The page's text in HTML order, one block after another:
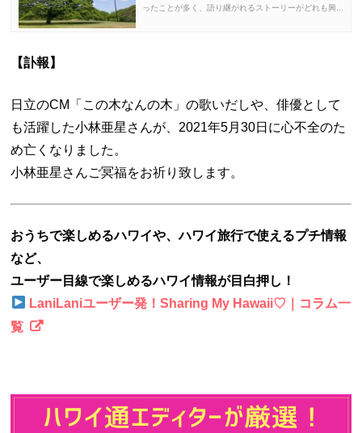
ったことが多く、語り継がれるストーリーがどれも興...
【訃報】
日立のCM「この木なんの木」の歌いだしや、俳優として
も活躍した小林亜星さんが、2021年5月30日に心不全のた
め亡くなりました。
小林亜星さんご冥福をお祈り致します。
おうちで楽しめるハワイや、ハワイ旅行で使えるプチ情報
など、
ユーザー目線で楽しめるハワイ情報が目白押し！
LaniLaniユーザー発！Sharing My Hawaii♡｜コラム一
覧